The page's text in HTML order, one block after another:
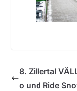
8. Zillertal
o und Ride